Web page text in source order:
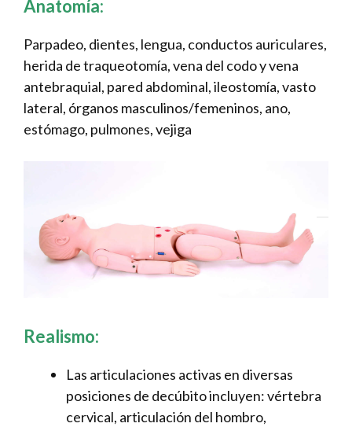
Anatomía:
Parpadeo, dientes, lengua, conductos auriculares,
herida de traqueotomía, vena del codo y vena
antebraquial, pared abdominal, ileostomía, vasto
lateral, órganos masculinos/femeninos, ano,
estómago, pulmones, vejiga
Realismo:
Las articulaciones activas en diversas
posiciones de decúbito incluyen: vértebra
cervical, articulación del hombro,